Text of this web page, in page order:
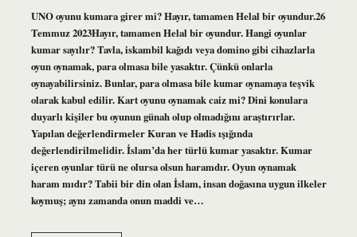
UNO oyunu kumara girer mi? Hayır, tamamen Helal bir oyundur.26
Temmuz 2023Hayır, tamamen Helal bir oyundur. Hangi oyunlar
kumar sayılır? Tavla, iskambil kağıdı veya domino gibi cihazlarla
oyun oynamak, para olmasa bile yasaktır. Çünkü onlarla
oynayabilirsiniz. Bunlar, para olmasa bile kumar oynamaya teşvik
olarak kabul edilir. Kart oyunu oynamak caiz mi? Dini konulara
duyarlı kişiler bu oyunun günah olup olmadığını araştırırlar.
Yapılan değerlendirmeler Kuran ve Hadis ışığında
değerlendirilmelidir. İslam’da her türlü kumar yasaktır. Kumar
içeren oyunlar türü ne olursa olsun haramdır. Oyun oynamak
haram mıdır? Tabii bir din olan İslam, insan doğasına uygun ilkeler
koymuş; aynı zamanda onun maddi ve…